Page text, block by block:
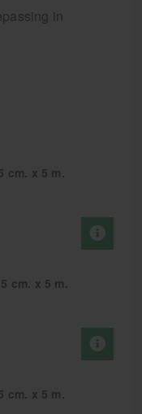
in
cm. x 5 m.
cm. x 5 m.
cm. x 5 m.